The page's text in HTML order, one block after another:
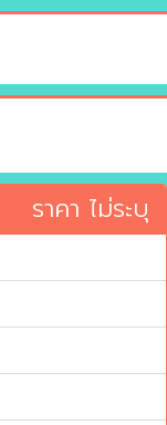
ราคา ไม่ระบุ